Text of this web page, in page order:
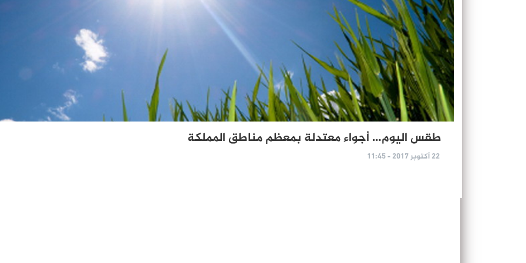
طقس اليوم… أجواء معتدلة بمعظم مناطق المملكة
22 أكتوبر 2017 - 11:45